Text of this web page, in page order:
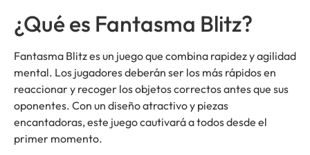
¿Qué es Fantasma Blitz?
Fantasma Blitz es un juego que combina rapidez y agilidad
mental. Los jugadores deberán ser los más rápidos en
reaccionar y recoger los objetos correctos antes que sus
oponentes. Con un diseño atractivo y piezas
encantadoras, este juego cautivará a todos desde el
primer momento.